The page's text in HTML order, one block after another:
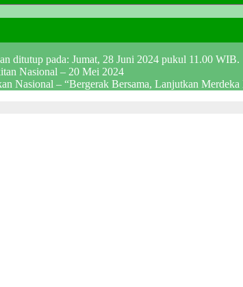
ditutup pada: Jumat, 28 Juni 2024 pukul 11.00
Nasional – 20 Mei 2024
Nasional – “Bergerak Bersama, Lanjutkan Merdeka